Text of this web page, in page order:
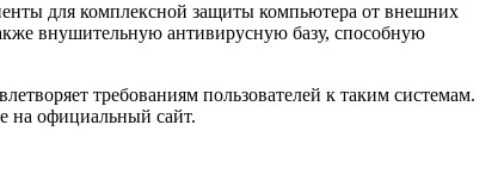
для комплексной защиты компьютера от внешних
внушительную антивирусную базу, способную
требованиям пользователей к таким системам.
на официальный сайт.